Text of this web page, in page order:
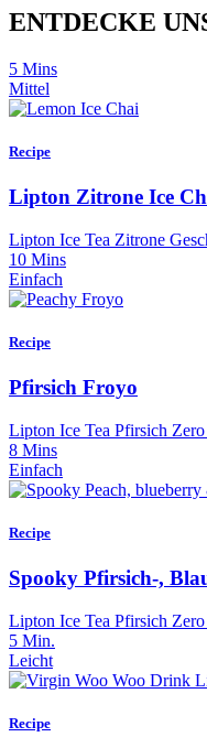
ENTDECKE
5 Mins
Mittel
Recipe
Lipton Zitrone Ice
Lipton Ice Tea Zitrone
10 Mins
Einfach
Recipe
Pfirsich Froyo
Lipton Ice Tea Pfirsich
8 Mins
Einfach
Recipe
Spooky Pfirsich-,
Lipton Ice Tea Pfirsich
5 Min.
Leicht
Recipe